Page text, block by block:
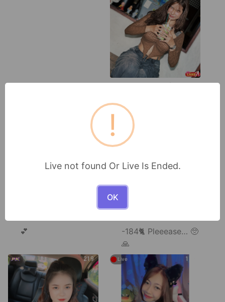
!
Live not found Or Live Is Ended.
OK
ค้าบบ
225
💕
-184🐈 Pleeease… 🥺
🙏
219 135
● Live